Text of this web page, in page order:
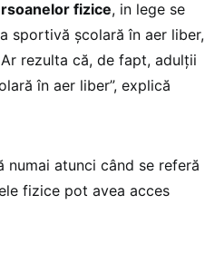
fizice, in lege se
sportivă şcolară în aer liber,
rezulta că, de fapt, adulţii
în aer liber”, explică
numai atunci când se referă
fizice pot avea acces